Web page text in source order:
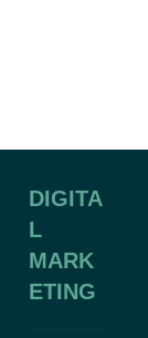
DIGITA
L
MARK
ETING